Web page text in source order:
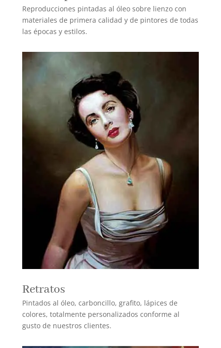
Reproducciones pintadas al óleo sobre lienzo con
materiales de primera calidad y de pintores de todas
las épocas y estilos.
Retratos
Pintados al óleo, carboncillo, grafito, lápices de
colores, totalmente personalizados conforme al
gusto de nuestros clientes.